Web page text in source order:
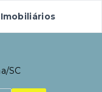
Imobiliários
SC